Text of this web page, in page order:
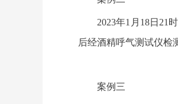
2023年1月18日21
后经酒精呼气测试仪检
案例三